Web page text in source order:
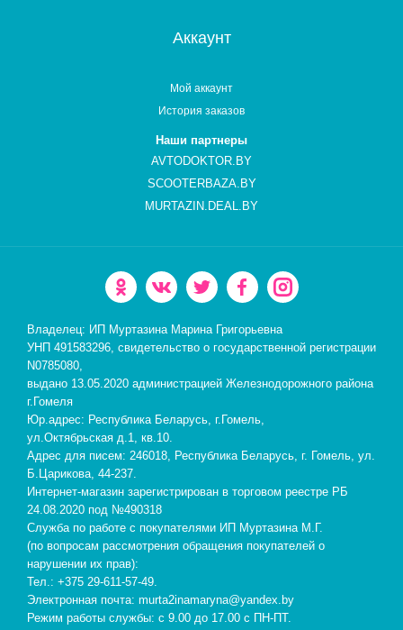
Аккаунт
Мой аккаунт
История заказов
Наши партнеры
AVTODOKTOR.BY
SCOOTERBAZA.BY
MURTAZIN.DEAL.BY
Владелец: ИП Муртазина Марина Григорьевна
УНП 491583296, свидетельство о государственной регистрации
N0785080,
выдано 13.05.2020 администрацией Железнодорожного района
г.Гомеля
Юр.адрес: Республика Беларусь, г.Гомель,
ул.Октябрьская д.1, кв.10.
Адрес для писем: 246018, Республика Беларусь, г. Гомель, ул.
Б.Царикова, 44-237.
Интернет-магазин зарегистрирован в торговом реестре РБ
24.08.2020 под №490318
Служба по работе с покупателями ИП Муртазина М.Г.
(по вопросам рассмотрения обращения покупателей о
нарушении их прав):
Тел.: +375 29-611-57-49.
Электронная почта: murta2inamaryna@yandex.by
Режим работы службы: с 9.00 до 17.00 с ПН-ПТ.